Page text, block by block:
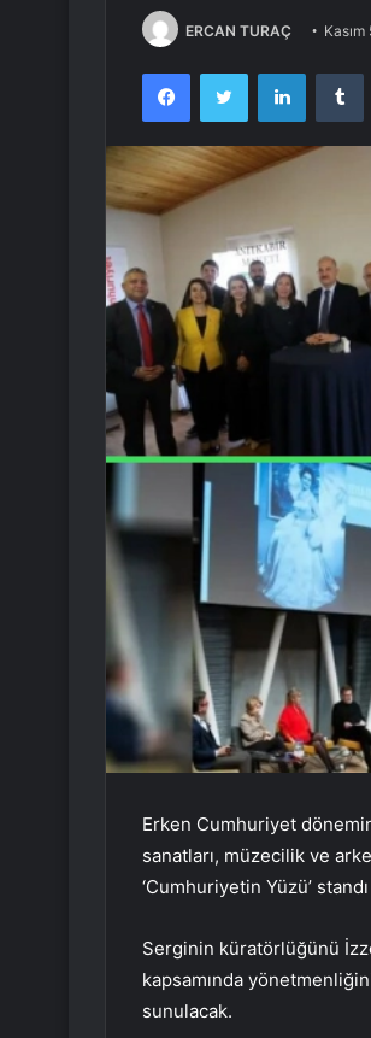
ERCAN TURAÇ
FacebookTwitter LinkedIn
Erken Cumhuriyet
sanatları, müzecilik ve
‘Cumhuriyetin Yüzü’ standı
Serginin küratörlüğünü
kapsamında
sunulacak.